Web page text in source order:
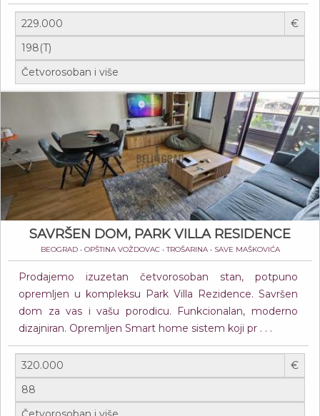
€
SAVRŠEN DOM, PARK VILLA RESIDENCE
BEOGRAD • OPŠTINA VOŽDOVAC • TROŠARINA • SAVE MAŠKOVIĆA
Prodajemo izuzetan četvorosoban stan, potpuno
opremljen u kompleksu Park Villa Rezidence. Savršen
dom za vas i vašu porodicu. Funkcionalan, moderno
dizajniran. Opremljen Smart home sistem koji pr . . .
€